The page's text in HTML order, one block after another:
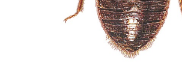
Distribuidores Spain